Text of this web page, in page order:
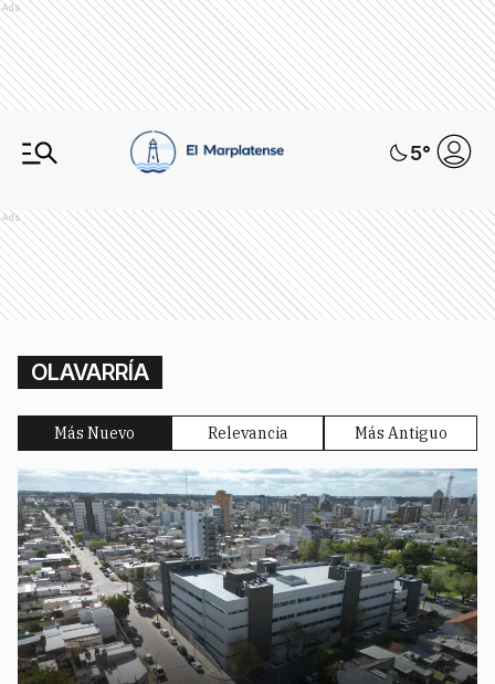
Ads
5°
Ads
OLAVARRÍA
Más Nuevo Relevancia Más Antiguo